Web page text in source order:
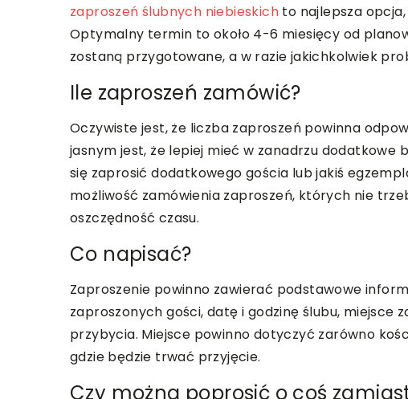
zaproszeń ślubnych niebieskich to najlepsza
Optymalny termin to około 4-6 miesięcy od
zostaną przygotowane, a w razie jakichkolwiek
Ile zaproszeń zamówić?
Oczywiste jest, że liczba zaproszeń powinna
jasnym jest, że lepiej mieć w zanadrzu dodatkowe
się zaprosić dodatkowego gościa lub jakiś
możliwość zamówienia zaproszeń, których nie
oszczędność czasu.
Co napisać?
Zaproszenie powinno zawierać podstawowe
zaproszonych gości, datę i godzinę ślubu, miejsce
przybycia. Miejsce powinno dotyczyć zarówno
gdzie będzie trwać przyjęcie.
Czy można poprosić o coś